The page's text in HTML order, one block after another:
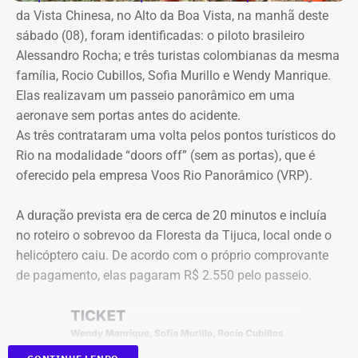
Valber Rodrigues Januário, que assina o novo aditivo de
R$ 16,9 milhões publicado esta semana, foi notificado a
apresentar defesa no processo do TCE.
Diferença de processos
Vale ressaltar que, diferentemente da Concorrência nº
041/2025 que foi objeto de determinação de anulação
pelo TCE, o aditivo recém-publicado é referente a um
procedimento licitatório anterior: a Concorrência SRP nº
036/2022.
Ainda que se trate de licitações distintas, a manutenção
dos pagamentos e a prorrogação milionária a favor da
Geo Ambiental Empreendimentos LTDA ocorrem
exatamente no momento em que a conduta da Secretaria
de Obras e os contratos de aluguel de maquinário pesado
digitais do grupo, acompanhando desde os momentos
que antecedem o debate até a transmissão ao vivo.
Com tradição na realização de debates eleitorais, a Band
promove o encontro como um espaço para o confronto
de ideias e para que os eleitores conheçam as propostas
dos candidatos. A mediação será da jornalista Adriana
Araújo.
Como vai ser o debate
O formato do debate consiste em três blocos de
perguntas e respostas, confrontos diretos entre os
participantes e espaço para considerações finais.
A ordem das perguntas será definida por sorteio, e o
mediador apenas fará a condução do debate. Esgotados
da Vista Chinesa, no Alto da Boa Vista, na manhã deste
sábado (08), foram identificadas: o piloto brasileiro
Alessandro Rocha; e três turistas colombianas da mesma
família, Rocio Cubillos, Sofia Murillo e Wendy Manrique.
Elas realizavam um passeio panorâmico em uma
aeronave sem portas antes do acidente.
As três contrataram uma volta pelos pontos turísticos do
Rio na modalidade “doors off” (sem as portas), que é
oferecido pela empresa Voos Rio Panorâmico (VRP).
A duração prevista era de cerca de 20 minutos e incluía
no roteiro o sobrevoo da Floresta da Tijuca, local onde o
helicóptero caiu. De acordo com o próprio comprovante
de pagamento, elas pagaram R$ 2.550 pelo passeio.